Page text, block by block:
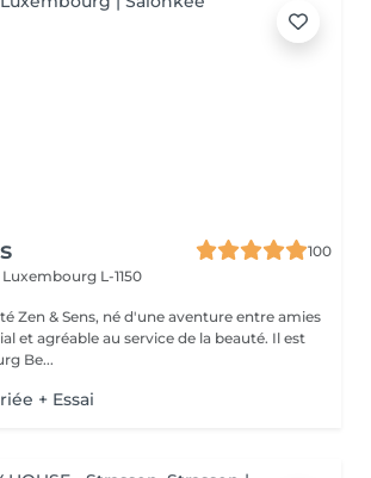
100
Luxembourg L-1150
Zen & Sens, né d'une aventure entre amies
et agréable au service de la beauté. Il est
Be...
+ Essai